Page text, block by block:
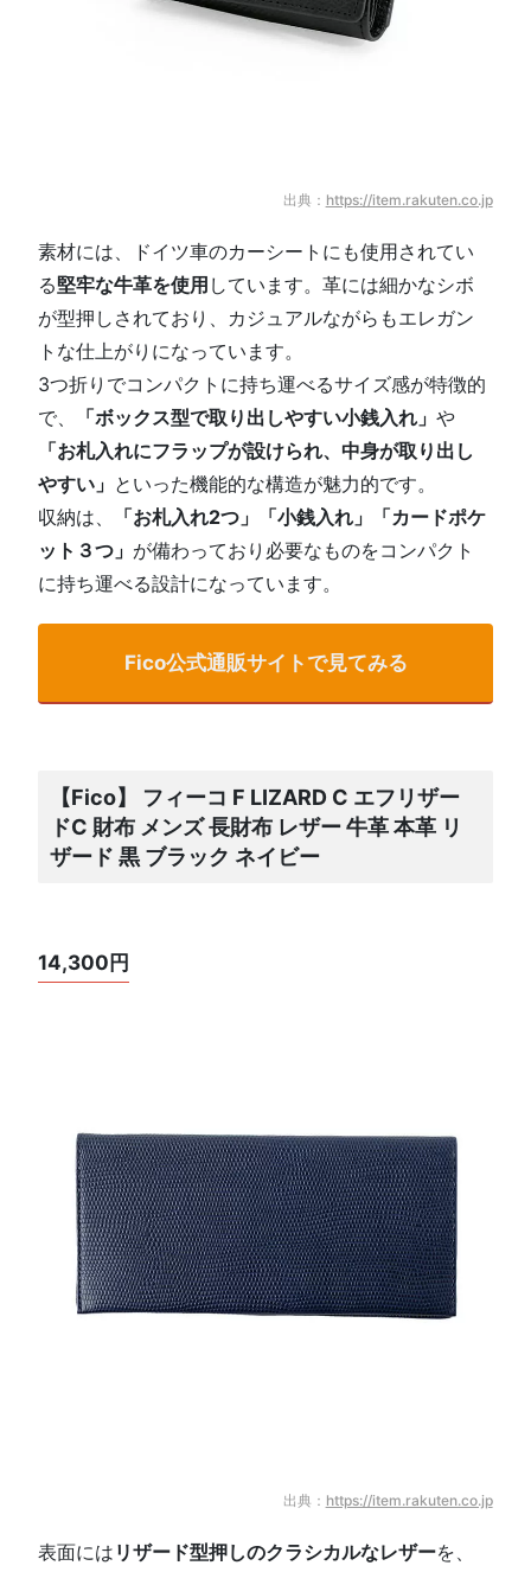
出典： https://item.rakuten.co.jp
素材には、ドイツ車のカーシートにも使用されてい
る堅牢な牛革を使用 しています。革には細かなシボ
が型押しされており、カジュアルながらもエレガン
トな仕上がりになっています。
3つ折りでコンパクトに持ち運べるサイズ感が特徴的
で、
「ボックス型で取り出しやすい小銭入れ」や
「お札入れにフラップが設けられ、中身が取り出し
やすい」 といった機能的な構造が魅力的です。
収納は、
「お札入れ2つ」「小銭入れ」「カードポケ
ット３つ」 が備わっており必要なものをコンパクト
に持ち運べる設計になっています。
Fico公式通販サイトで見てみる
【Fico】 フィーコ F LIZARD C エフリザー
ドC 財布 メンズ 長財布 レザー 牛革 本革 リ
ザード 黒 ブラック ネイビー
14,300円
出典： https://item.rakuten.co.jp
表面には リザード型押しのクラシカルなレザーを、